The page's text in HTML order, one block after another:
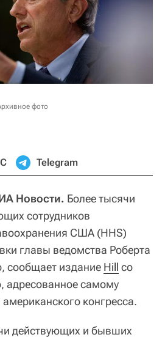
фото
Telegram
Новости. Более тысячи
сотрудников
США (HHS)
главы ведомства Роберта
сообщает издание Hill со
адресованное самому
конгресса.
действующих и бывших